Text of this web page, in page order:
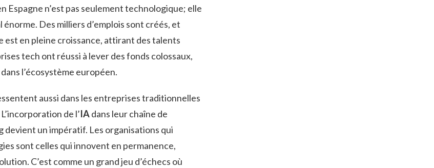
Espagne n’est pas seulement technologique; elle
Des milliers d’emplois sont créés, et
est en pleine croissance, attirant des talents
tech ont réussi à lever des fonds colossaux,
l’écosystème européen.
aussi dans les entreprises traditionnelles
de l’IAdans leur chaîne de
un impératif. Les organisations qui
sont celles qui innovent en permanence,
C’est comme un grand jeu d’échecs où